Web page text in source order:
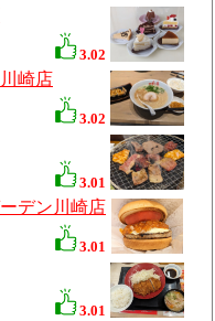
3.02
崎店
3.02
3.01
デン川崎店
3.01
3.01